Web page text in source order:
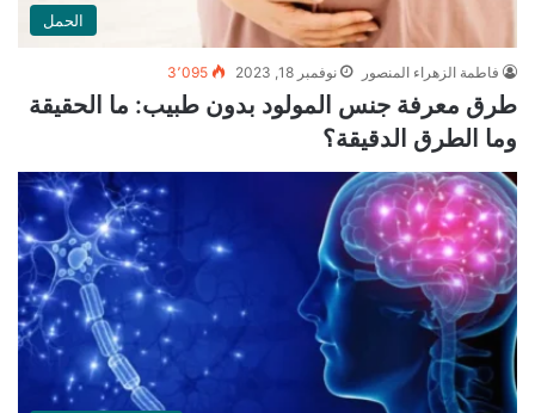
الحمل
فاطمة الزهراء المنصور نوفمبر 18, 2023 3٬095
طرق معرفة جنس المولود بدون طبيب: ما الحقيقة
وما الطرق الدقيقة؟